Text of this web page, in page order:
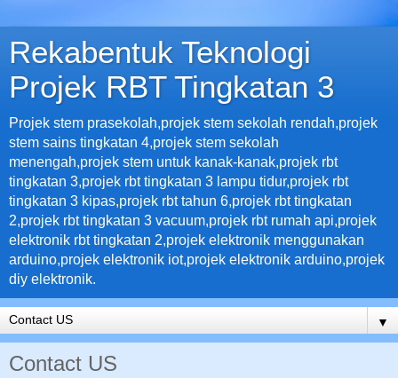
Rekabentuk Teknologi
Projek RBT Tingkatan 3
Projek stem prasekolah,projek stem sekolah rendah,projek
stem sains tingkatan 4,projek stem sekolah
menengah,projek stem untuk kanak-kanak,projek rbt
tingkatan 3,projek rbt tingkatan 3 lampu tidur,projek rbt
tingkatan 3 kipas,projek rbt tahun 6,projek rbt tingkatan
2,projek rbt tingkatan 3 vacuum,projek rbt rumah api,projek
elektronik rbt tingkatan 2,projek elektronik menggunakan
arduino,projek elektronik iot,projek elektronik arduino,projek
diy elektronik.
▼
Contact US